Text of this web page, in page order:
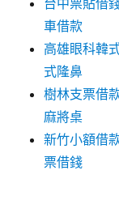
台中票貼借
車借款
高雄眼科韓
式隆鼻
樹林支票借
麻將桌
新竹小額借
票借錢